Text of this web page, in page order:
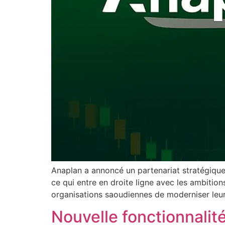
Anaplan a annoncé un partenariat
ce qui entre en droite ligne avec les
organisations saoudiennes de moderniser
Nouvelle